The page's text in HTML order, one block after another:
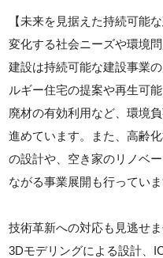
【未来を見据えた持続可能
変化する社会ニーズや環境
建設は持続可能な建設事業
ルギー住宅の提案や再生可
廃材の有効利用など、環境
進めています。また、高齢
の設計や、空き家のリノベ
ながる事業展開も行っていま
技術革新への対応も見逃せ
3Dモデリングによる設計、